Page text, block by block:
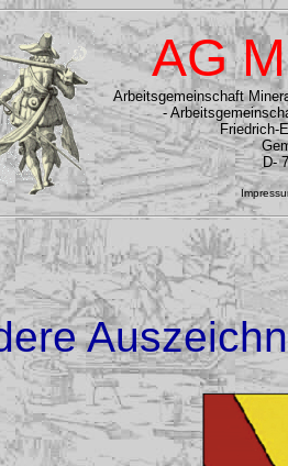
AG
Arbeitsgemeinschaft
-
Friedrich-
D-